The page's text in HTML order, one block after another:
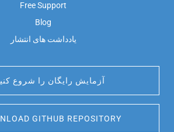
Free Support
Blog
یادداشت های انتشار
آزمایش رایگان را شروع
GITHUB REPOSITORY